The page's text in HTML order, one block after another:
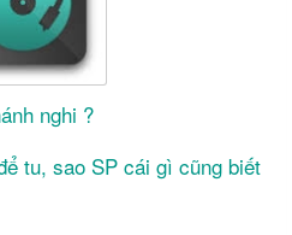
nghi ?
tu, sao SP cái gì cũng biết